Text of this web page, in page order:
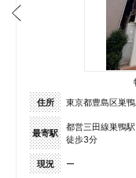
住所
東京都豊島区巣
最寄駅
都営三田線巣鴨駅
徒歩3分
現況 ー